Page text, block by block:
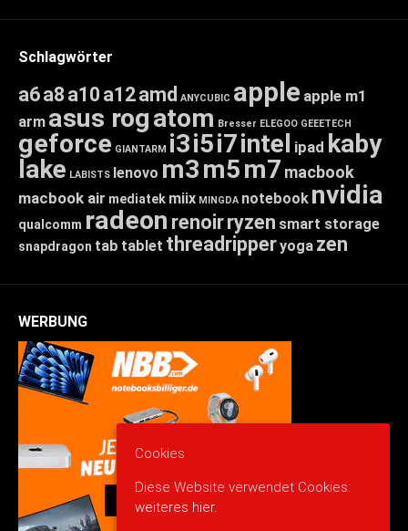
Schlagwörter
a6a8 a10 a12amd ANYCUBIC apple apple m1
arm asus rogatom Bresser ELEGOO GEEETECH
geforce GIANTARM i3i5i7intel ipad kaby
lake LABISTS lenovo m3m5m7 macbook
macbook air mediatek miix MINGDA notebook nvidia
qualcomm radeon renoirryzen smart storage
snapdragon tab tablet threadripperyoga zen
WERBUNG
Cookies
Diese Website verwendet Cookies:
weiteres hier.